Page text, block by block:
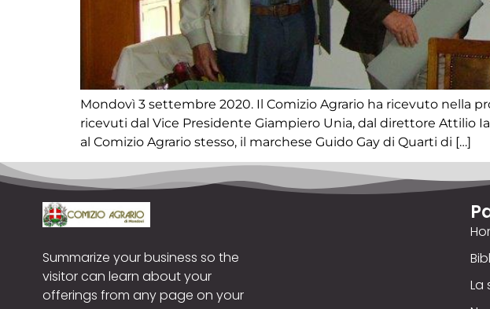
Mondovì 3 settembre 2020. Il Comizio Agrario ha ricevuto nella
ricevuti dal Vice Presidente Giampiero Unia, dal direttore Attilio
al Comizio Agrario stesso, il marchese Guido Gay di Quarti di […]
Summarize your business so the
visitor can learn about your
offerings from any page on your
La